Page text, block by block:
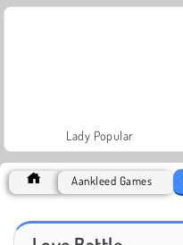
Lady Popular
Aankleed Games